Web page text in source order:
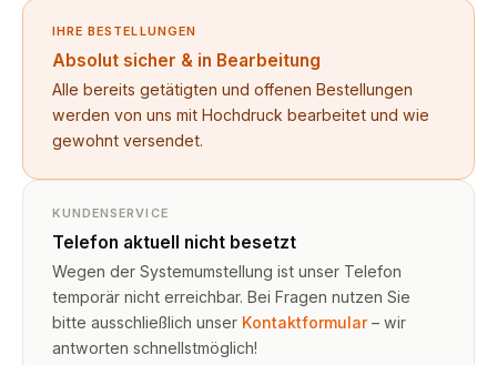
IHRE BESTELLUNGEN
Absolut sicher & in Bearbeitung
Alle bereits getätigten und offenen Bestellungen
werden von uns mit Hochdruck bearbeitet und wie
gewohnt versendet.
KUNDENSERVICE
Telefon aktuell nicht besetzt
Wegen der Systemumstellung ist unser Telefon
temporär nicht erreichbar. Bei Fragen nutzen Sie
bitte ausschließlich unser Kontaktformular– wir
antworten schnellstmöglich!